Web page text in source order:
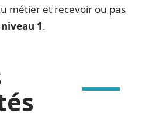
métier et recevoir ou pas
1.